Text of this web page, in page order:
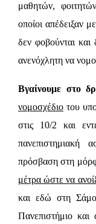
μαθητών,
οποίοι απέδειξαν
δεν φοβούνται και
ανενόχλητη να
Βγαίνουμε στο
νομοσχέδιο του
στις 10/2 και
πανεπιστημιακή
πρόσβαση στη
μέτρα ώστε να
και εδώ στη
Πανεπιστήμιο και